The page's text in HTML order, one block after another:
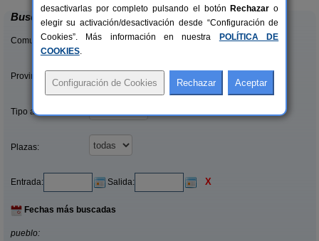
Buscar
Comunidades:
Provincias/Islas:
Tipo alquiler:
Plazas:
Entrada: Salida: X
Fechas más buscadas
pueblo:
desactivarlas por completo pulsando el botón Rechazar o
elegir su activación/desactivación desde “Configuración de
Cookies”. Más información en nuestra
POLÍTICA DE
COOKIES.